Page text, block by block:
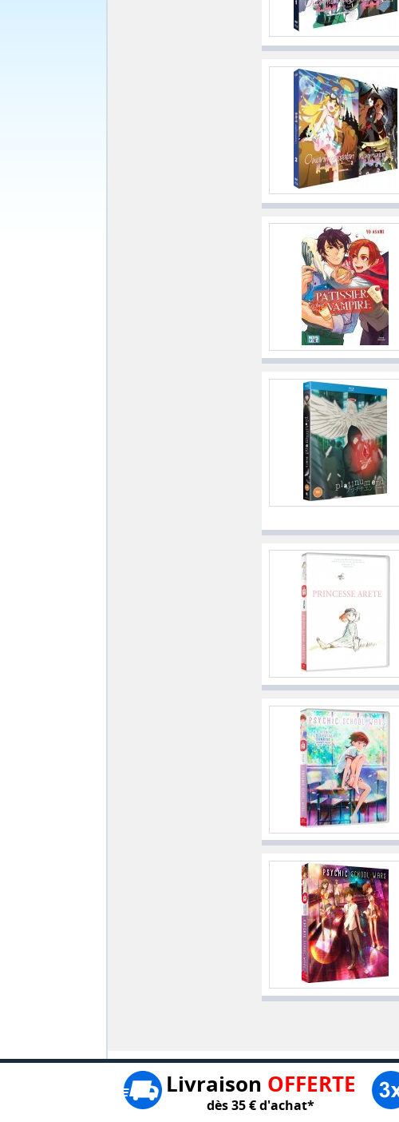
Livraison OFFERTE
dès 35 € d'achat*